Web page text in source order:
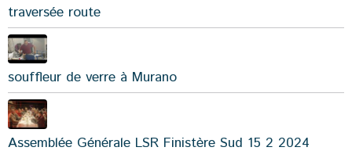
traversée route
souffleur de verre à Murano
Assemblée Générale LSR Finistère Sud 15 2 2024